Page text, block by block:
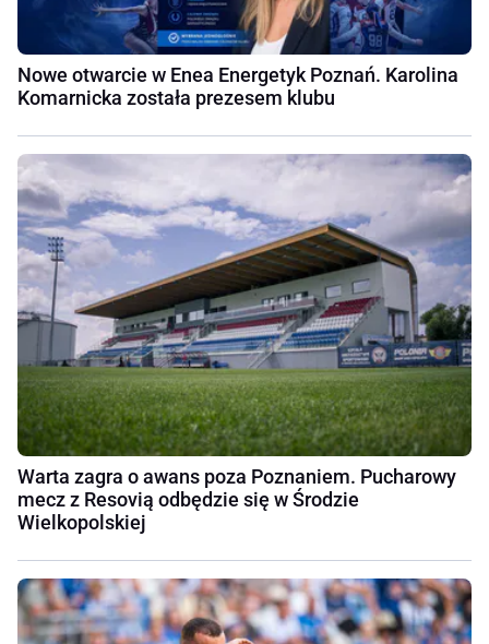
Nowe otwarcie w Enea Energetyk Poznań. Karolina
Komarnicka została prezesem klubu
Warta zagra o awans poza Poznaniem. Pucharowy
mecz z Resovią odbędzie się w Środzie
Wielkopolskiej